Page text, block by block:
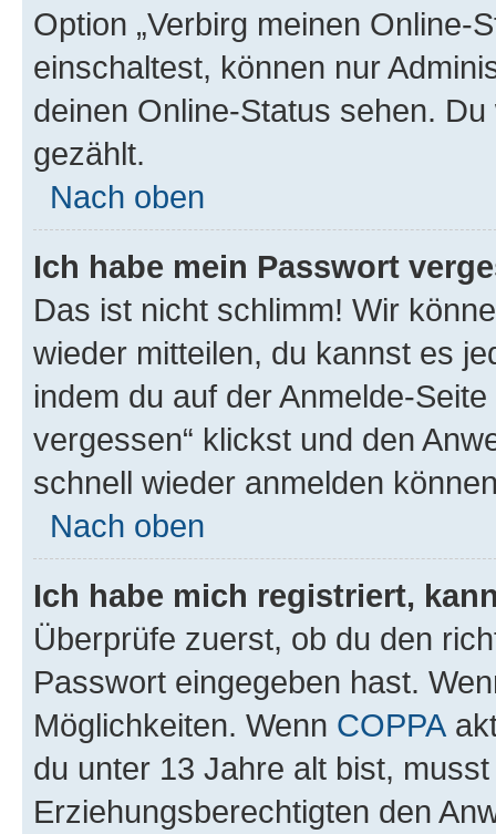
Option „Verbirg meinen Online-
einschaltest, können nur
deinen Online-Status sehen.
gezählt.
Nach oben
Ich habe mein Passwort
Das ist nicht schlimm! Wir
wieder mitteilen, du kannst es
indem du auf der Anmelde-
vergessen“ klickst und den
schnell wieder anmelden
Nach oben
Ich habe mich registriert,
Überprüfe zuerst, ob du den
Passwort eingegeben hast.
Möglichkeiten. Wenn COPPA
du unter 13 Jahre alt bist,
Erziehungsberechtigten den